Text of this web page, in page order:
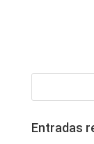
Entradas